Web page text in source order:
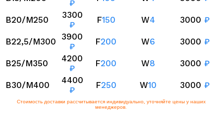
₽
B20/M250
3300
₽
F150 W4 3000 ₽
B22,5/M300
3900
₽
F200 W6 3000 ₽
B25/M350
4200
₽
F200 W8 3000 ₽
B30/M400
4400
₽
F250 W10 3000 ₽
Стоимость доставки рассчитывается индивидуально, уточняйте цены у наших
менеджеров.